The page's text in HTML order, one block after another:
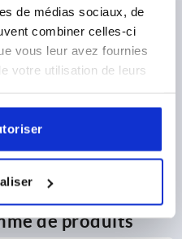
de médias sociaux, de
combiner celles-ci
vous leur avez fournies
votre utilisation de leurs
de produits